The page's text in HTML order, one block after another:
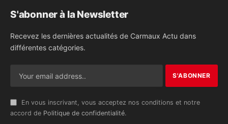
S'abonner à la Newsletter
Recevez les dernières actualités de Carmaux Actu dans
différentes catégories.
En vous inscrivant, vous acceptez nos conditions et notre
accord de Politique de confidentialité.